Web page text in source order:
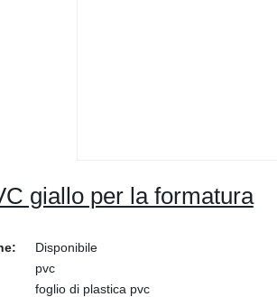
giallo per la formatura
Disponibile
pvc
foglio di plastica pvc